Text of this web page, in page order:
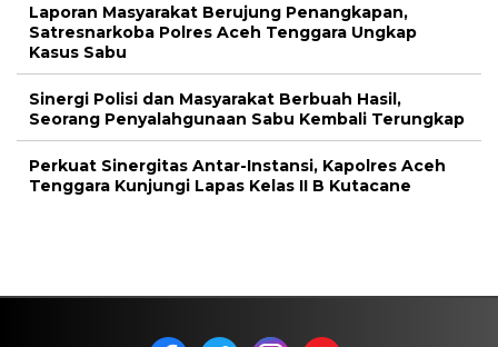
Laporan Masyarakat Berujung Penangkapan,
Satresnarkoba Polres Aceh Tenggara Ungkap
Kasus Sabu
Sinergi Polisi dan Masyarakat Berbuah Hasil,
Seorang Penyalahgunaan Sabu Kembali Terungkap
Perkuat Sinergitas Antar-Instansi, Kapolres Aceh
Tenggara Kunjungi Lapas Kelas II B Kutacane